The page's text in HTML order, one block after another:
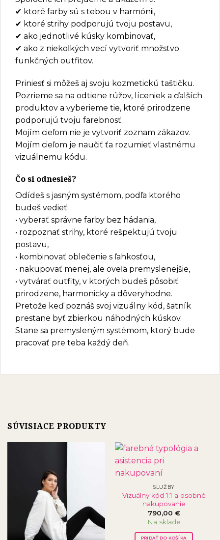
✔ ktoré farby sú s tebou v harmónii,
✔ ktoré strihy podporujú tvoju postavu,
✔ ako jednotlivé kúsky kombinovať,
✔ ako z niekoľkých vecí vytvoriť množstvo
funkčných outfitov.
Priniesť si môžeš aj svoju kozmetickú taštičku.
Pozrieme sa na odtiene rúžov, líceniek a ďalších
produktov a vyberieme tie, ktoré prirodzene
podporujú tvoju farebnosť.
Mojím cieľom nie je vytvoriť zoznam zákazov.
Mojím cieľom je naučiť ťa rozumieť vlastnému
vizuálnemu kódu.
Čo si odnesieš?
Odídeš s jasným systémom, podľa ktorého
budeš vedieť:
• vyberať správne farby bez hádania,
• rozpoznať strihy, ktoré rešpektujú tvoju
postavu,
• kombinovať oblečenie s ľahkosťou,
• nakupovať menej, ale oveľa premyslenejšie,
• vytvárať outfity, v ktorých budeš pôsobiť
prirodzene, harmonicky a dôveryhodne.
Pretože keď poznáš svoj vizuálny kód, šatník
prestane byť zbierkou náhodných kúskov.
Stane sa premysleným systémom, ktorý bude
pracovať pre teba každý deň.
SÚVISIACE PRODUKTY
SLUŽBY
Vizuálny kód 1:1 a osobné
nakupovanie
790,00 €
Na sklade
PRIDAŤ DO KOŠÍKA